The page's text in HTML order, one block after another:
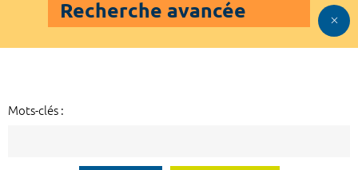
Recherche avancée
Mots-clés :